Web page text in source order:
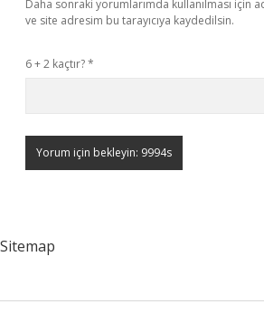
Daha sonraki yorumlarımda kullanılması için
ve site adresim bu tarayıcıya kaydedilsin.
6 + 2 kaçtır?*
Sitemap